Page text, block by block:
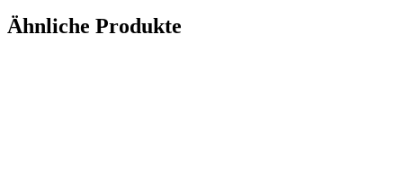
Ähnliche Produkte